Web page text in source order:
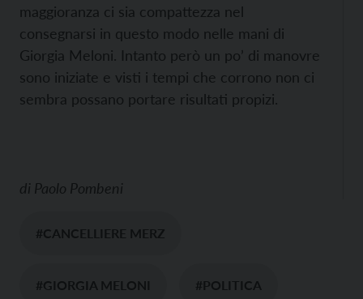
maggioranza ci sia compattezza nel
consegnarsi in questo modo nelle mani di
Giorgia Meloni. Intanto però un po’ di manovre
sono iniziate e visti i tempi che corrono non ci
sembra possano portare risultati propizi.
di Paolo Pombeni
#CANCELLIERE MERZ
#GIORGIA MELONI #POLITICA